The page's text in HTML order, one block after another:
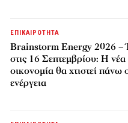
ΕΠΙΚΑΙΡΟΤΗΤΑ
Brainstorm Energy 2026 –
στις 16 Σεπτεμβρίου: Η νέα
οικονομία θα χτιστεί πάνω
ενέργεια